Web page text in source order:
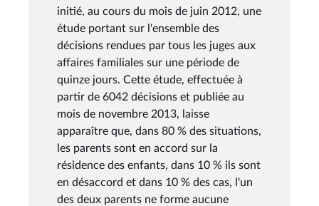
initié, au cours du mois de juin 2012, une
étude portant sur l'ensemble des
décisions rendues par tous les juges aux
affaires familiales sur une période de
quinze jours. Cette étude, effectuée à
partir de 6042 décisions et publiée au
mois de novembre 2013, laisse
apparaître que, dans 80 % des situations,
les parents sont en accord sur la
résidence des enfants, dans 10 % ils sont
en désaccord et dans 10 % des cas, l'un
des deux parents ne forme aucune